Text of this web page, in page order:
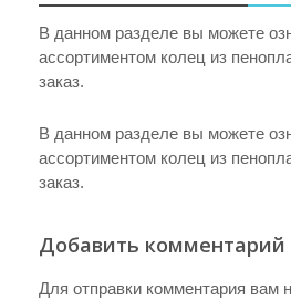
В данном разделе вы можете
ассортиментом колец из
заказ.
В данном разделе вы можете
ассортиментом колец из
заказ.
Добавить комментарий
Для отправки комментария вам